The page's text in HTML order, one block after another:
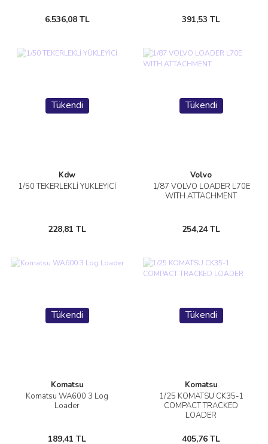
6.536,08 TL 391,53 TL
Tükendi
Kdw
1/50 TEKERLEKLİ YÜKLEYİCİ
228,81 TL
Tükendi
Volvo
1/87 VOLVO LOADER L70E
WITH ATTACHMENT
254,24 TL
Tükendi
Komatsu
Komatsu WA600 3 Log
Loader
189,41 TL
Tükendi
Komatsu
1/25 KOMATSU CK35-1
COMPACT TRACKED
LOADER
405,76 TL